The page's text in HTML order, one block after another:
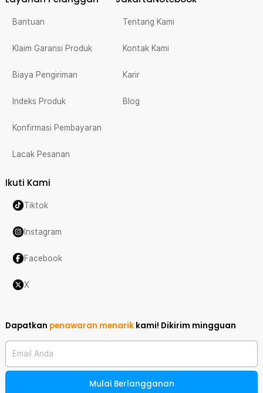
Bantuan
Klaim Garansi Produk
Biaya Pengiriman
Indeks Produk
Konfirmasi Pembayaran
Lacak Pesanan
Tentang Kami
Kontak Kami
Karir
Blog
Ikuti Kami
Tiktok
Instagram
Facebook
X
Dapatkan penawaran menarik kami! Dikirim mingguan
Email Anda
Mulai Berlangganan